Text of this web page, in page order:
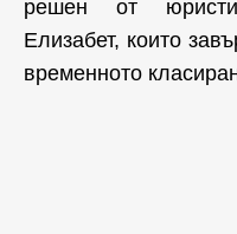
решен от
Елизабет, които
временното